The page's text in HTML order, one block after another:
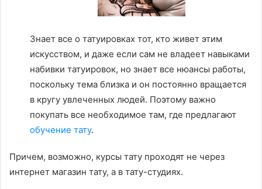
Знает все о татуировках тот, кто живет этим
искусством, и даже если сам не владеет навыками
набивки татуировок, но знает все нюансы работы,
поскольку тема близка и он постоянно вращается
в кругу увлеченных людей. Поэтому важно
покупать все необходимое там, где предлагают
обучение тату.
Причем, возможно, курсы тату проходят не через
интернет магазин тату, а в тату-студиях.